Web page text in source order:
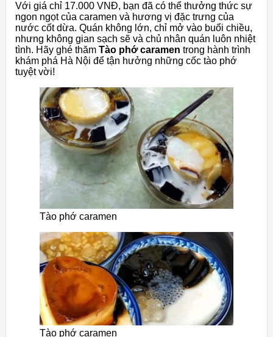
Với giá chỉ 17.000 VNĐ, bạn đã có thể thưởng thức sự
ngon ngọt của caramen và hương vị đặc trưng của
nước cốt dừa. Quán không lớn, chỉ mở vào buổi chiều,
nhưng không gian sạch sẽ và chủ nhân quán luôn nhiệt
tình. Hãy ghé thăm Tào phớ caramen trong hành trình
khám phá Hà Nội để tận hưởng những cốc tào phớ
tuyệt vời!
Tào phớ caramen
Tào phớ caramen